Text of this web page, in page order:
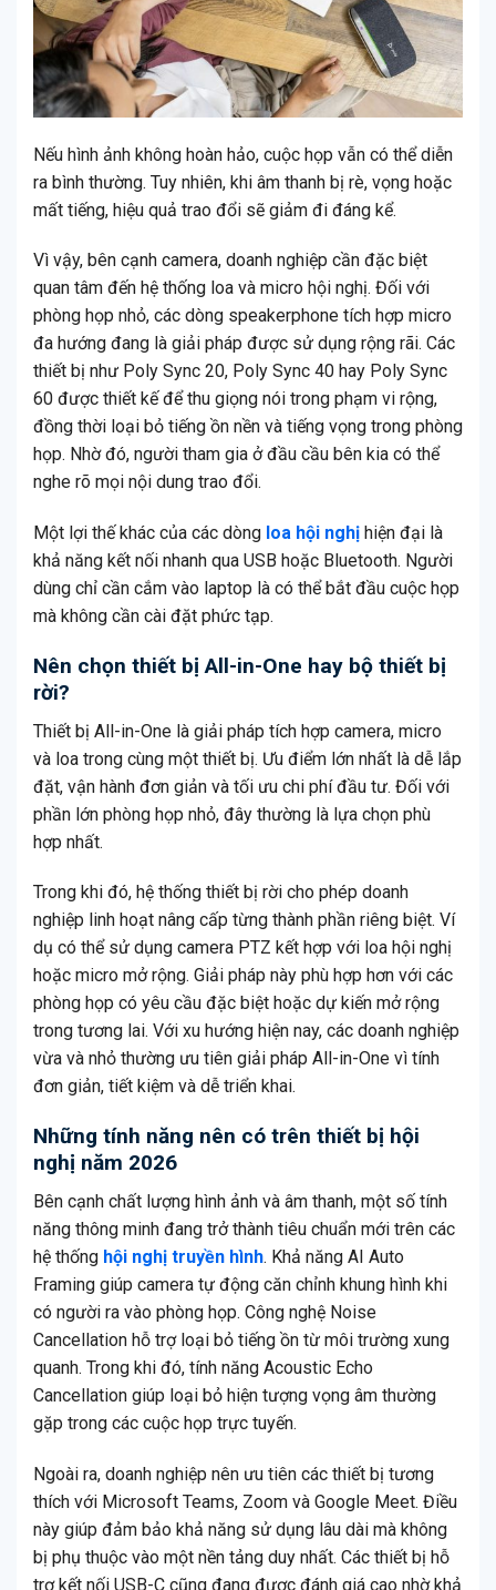
Nếu hình ảnh không hoàn hảo, cuộc họp vẫn có thể diễn
ra bình thường. Tuy nhiên, khi âm thanh bị rè, vọng hoặc
mất tiếng, hiệu quả trao đổi sẽ giảm đi đáng kể.
Vì vậy, bên cạnh camera, doanh nghiệp cần đặc biệt
quan tâm đến hệ thống loa và micro hội nghị. Đối với
phòng họp nhỏ, các dòng speakerphone tích hợp micro
đa hướng đang là giải pháp được sử dụng rộng rãi. Các
thiết bị như Poly Sync 20, Poly Sync 40 hay Poly Sync
60 được thiết kế để thu giọng nói trong phạm vi rộng,
đồng thời loại bỏ tiếng ồn nền và tiếng vọng trong phòng
họp. Nhờ đó, người tham gia ở đầu cầu bên kia có thể
nghe rõ mọi nội dung trao đổi.
Một lợi thế khác của các dòng loa hội nghị hiện đại là
khả năng kết nối nhanh qua USB hoặc Bluetooth. Người
dùng chỉ cần cắm vào laptop là có thể bắt đầu cuộc họp
mà không cần cài đặt phức tạp.
Nên chọn thiết bị All-in-One hay bộ thiết bị
rời?
Thiết bị All-in-One là giải pháp tích hợp camera, micro
và loa trong cùng một thiết bị. Ưu điểm lớn nhất là dễ lắp
đặt, vận hành đơn giản và tối ưu chi phí đầu tư. Đối với
phần lớn phòng họp nhỏ, đây thường là lựa chọn phù
hợp nhất.
Trong khi đó, hệ thống thiết bị rời cho phép doanh
nghiệp linh hoạt nâng cấp từng thành phần riêng biệt. Ví
dụ có thể sử dụng camera PTZ kết hợp với loa hội nghị
hoặc micro mở rộng. Giải pháp này phù hợp hơn với các
phòng họp có yêu cầu đặc biệt hoặc dự kiến mở rộng
trong tương lai. Với xu hướng hiện nay, các doanh nghiệp
vừa và nhỏ thường ưu tiên giải pháp All-in-One vì tính
đơn giản, tiết kiệm và dễ triển khai.
Những tính năng nên có trên thiết bị hội
nghị năm 2026
Bên cạnh chất lượng hình ảnh và âm thanh, một số tính
năng thông minh đang trở thành tiêu chuẩn mới trên các
hệ thống hội nghị truyền hình. Khả năng AI Auto
Framing giúp camera tự động căn chỉnh khung hình khi
có người ra vào phòng họp. Công nghệ Noise
Cancellation hỗ trợ loại bỏ tiếng ồn từ môi trường xung
quanh. Trong khi đó, tính năng Acoustic Echo
Cancellation giúp loại bỏ hiện tượng vọng âm thường
gặp trong các cuộc họp trực tuyến.
Ngoài ra, doanh nghiệp nên ưu tiên các thiết bị tương
thích với Microsoft Teams, Zoom và Google Meet. Điều
này giúp đảm bảo khả năng sử dụng lâu dài mà không
bị phụ thuộc vào một nền tảng duy nhất. Các thiết bị hỗ
trợ kết nối USB-C cũng đang được đánh giá cao nhờ khả